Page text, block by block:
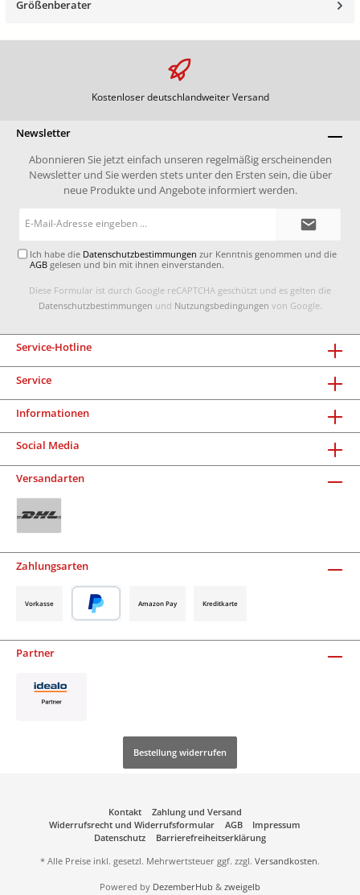
Größenberater
Kostenloser deutschlandweiter Versand
Newsletter
Abonnieren Sie jetzt einfach unseren regelmäßig erscheinenden
Newsletter und Sie werden stets unter den Ersten sein, die über
neue Produkte und Angebote informiert werden.
Ich habe die Datenschutzbestimmungen zur Kenntnis genommen und die
AGB gelesen und bin mit ihnen einverstanden.
Diese Formular ist durch Google reCAPTCHA geschützt und es gelten die
Datenschutzbestimmungen und Nutzungsbedingungen von Google.
Service-Hotline
Service
Informationen
Social Media
Versandarten
Zahlungsarten
Vorkasse Amazon Pay Kreditkarte
Partner
Bestellung widerrufen
Kontakt
Zahlung und Versand
Widerrufsrecht und Widerrufsformular
AGB
Impressum
Datenschutz
Barrierefreiheitserklärung
* Alle Preise inkl. gesetzl. Mehrwertsteuer ggf. zzgl. Versandkosten.
Powered by DezemberHub & zweigelb